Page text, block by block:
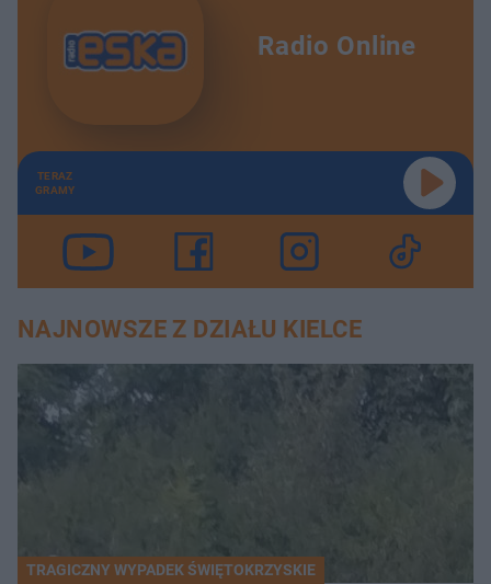
Radio Online
TERAZ
GRAMY
NAJNOWSZE Z DZIAŁU KIELCE
TRAGICZNY WYPADEK ŚWIĘTOKRZYSKIE